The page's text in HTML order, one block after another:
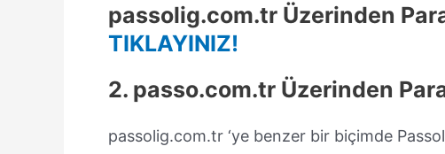
passolig.com.tr Üzerinden
TIKLAYINIZ!
2. passo.com.tr Üzerinden
passolig.com.tr ‘ye benzer bir biçimde